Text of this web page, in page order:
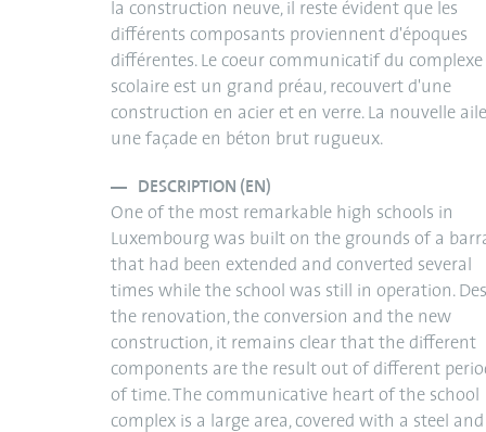
la construction neuve, il reste évident que les
différents composants proviennent d'époques
différentes. Le coeur communicatif du complexe
scolaire est un grand préau, recouvert d'une
construction en acier et en verre. La nouvelle
une façade en béton brut rugueux.
DESCRIPTION (EN)
One of the most remarkable high schools in
Luxembourg was built on the grounds of a
that had been extended and converted several
times while the school was still in operation.
the renovation, the conversion and the new
construction, it remains clear that the different
components are the result out of different
of time. The communicative heart of the school
complex is a large area, covered with a steel and